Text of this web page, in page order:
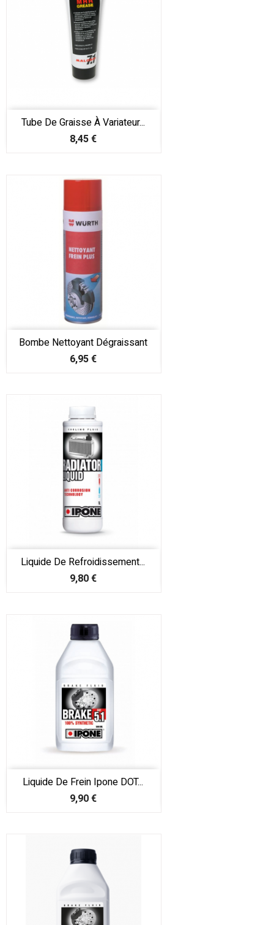
Tube De Graisse À Variateur...
Prix
8,45 €
Bombe Nettoyant Dégraissant
Prix
6,95 €
Liquide De Refroidissement...
Prix
9,80 €
Liquide De Frein Ipone DOT...
Prix
9,90 €